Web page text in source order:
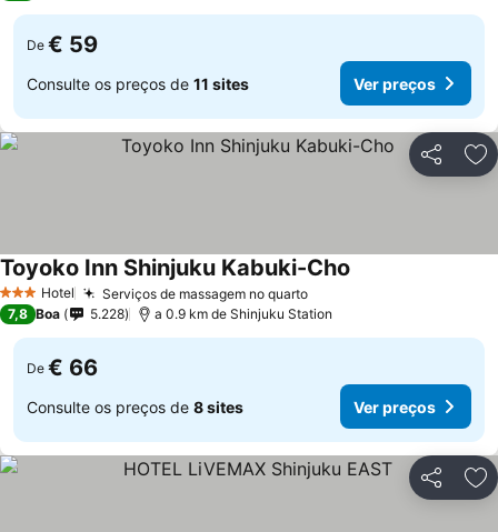
De € 59
Consulte os preços de 11 sites Ver preços
Partilhar
3 EstrelasHotel Serviços de massagem no quartoVer preços
Toyoko Inn Shinjuku Kabuki-Cho
7,8 Boa 5.228 a 0.9 km de Shinjuku Station
De € 66
Consulte os preços de 8 sites Ver preços
Partilhar